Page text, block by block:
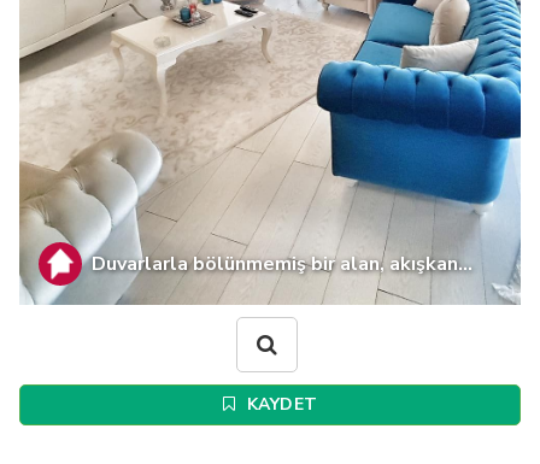
Duvarlarla bölünmemiş bir alan, akışkan...
KAYDET